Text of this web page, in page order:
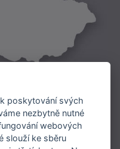
poskytování svých
nezbytně nutné
webových
slouží ke sběru